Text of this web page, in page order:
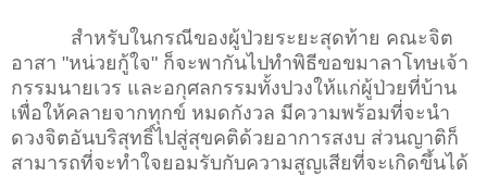
สำหรับในกรณีของผู้ป่วยระยะสุดท้าย คณะจิต
อาสา "หน่วยกู้ใจ" ก็จะพากันไปทำพิธีขอขมาลาโทษเจ้า
กรรมนายเวร และอกุศลกรรมทั้งปวงให้แก่ผู้ป่วยที่บ้าน
เพื่อให้คลายจากทุกข์ หมดกังวล มีความพร้อมที่จะนำ
ดวงจิตอันบริสุทธิ์ไปสู่สุขคติด้วยอาการสงบ ส่วนญาติก็
สามารถที่จะทำใจยอมรับกับความสูญเสียที่จะเกิดขึ้นได้